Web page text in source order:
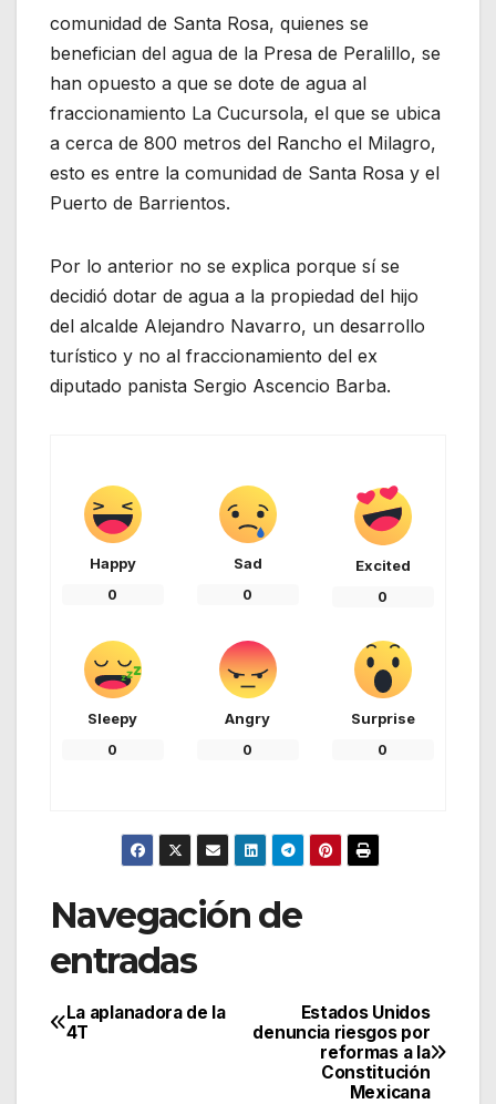
comunidad de Santa Rosa, quienes se
benefician del agua de la Presa de Peralillo, se
han opuesto a que se dote de agua al
fraccionamiento La Cucursola, el que se ubica
a cerca de 800 metros del Rancho el Milagro,
esto es entre la comunidad de Santa Rosa y el
Puerto de Barrientos.
Por lo anterior no se explica porque sí se
decidió dotar de agua a la propiedad del hijo
del alcalde Alejandro Navarro, un desarrollo
turístico y no al fraccionamiento del ex
diputado panista Sergio Ascencio Barba.
Happy
0
Sad
0
Excited
0
Sleepy
0
Angry
0
Surprise
0
Navegación de
entradas
Estados Unidos
denuncia riesgos por
reformas a la
Constitución
Mexicana
La aplanadora de la
4T